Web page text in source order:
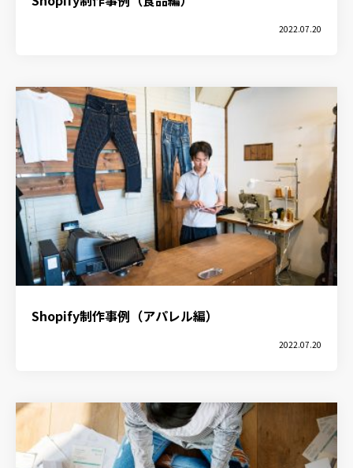
2022.07.20
Shopify制作事例（アパレル編）
2022.07.20